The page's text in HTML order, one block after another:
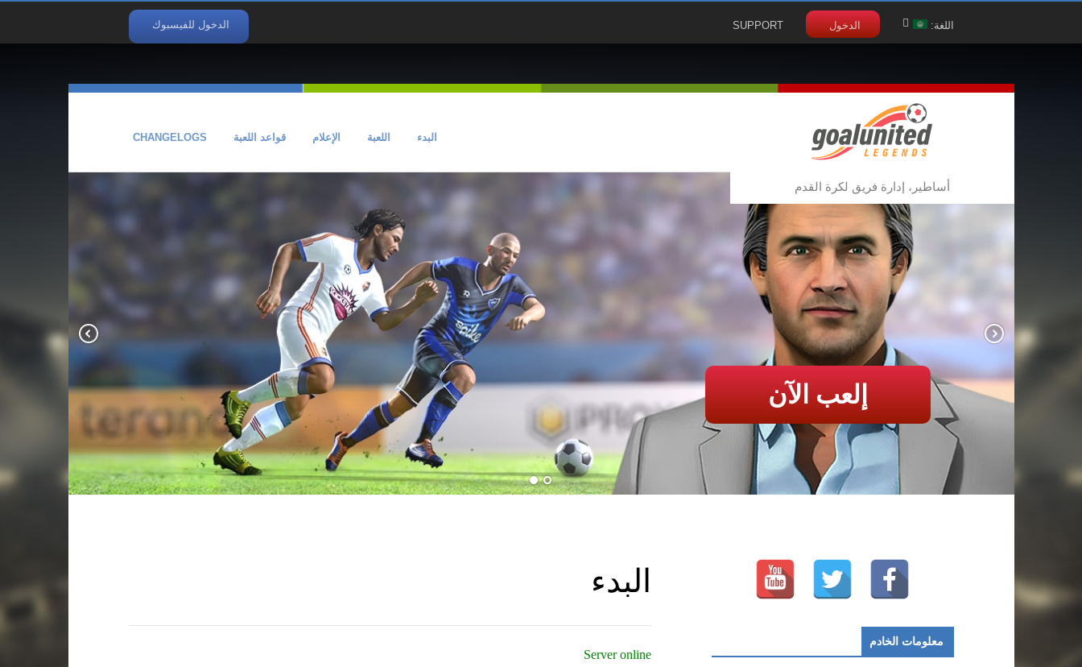
اللغة: الدخول الدخول للفيسبوك SUPPORT
أساطير، إدارة فريق لكرة القدم
البدء اللعبة الإعلام قواعد اللعبة CHANGELOGS
إلعب الآن
البدء
Server online
معلومات الخادم